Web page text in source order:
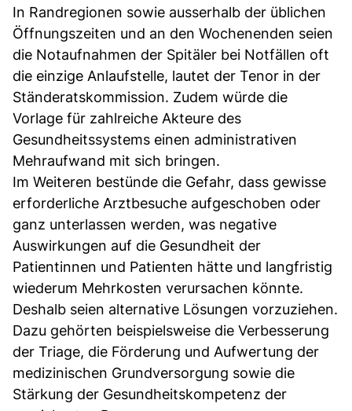
In Randregionen sowie ausserhalb der üblichen
Öffnungszeiten und an den Wochenenden seien
die Notaufnahmen der Spitäler bei Notfällen oft
die einzige Anlaufstelle, lautet der Tenor in der
Ständeratskommission. Zudem würde die
Vorlage für zahlreiche Akteure des
Gesundheitssystems einen administrativen
Mehraufwand mit sich bringen.
Im Weiteren bestünde die Gefahr, dass gewisse
erforderliche Arztbesuche aufgeschoben oder
ganz unterlassen werden, was negative
Auswirkungen auf die Gesundheit der
Patientinnen und Patienten hätte und langfristig
wiederum Mehrkosten verursachen könnte.
Deshalb seien alternative Lösungen vorzuziehen.
Dazu gehörten beispielsweise die Verbesserung
der Triage, die Förderung und Aufwertung der
medizinischen Grundversorgung sowie die
Stärkung der Gesundheitskompetenz der